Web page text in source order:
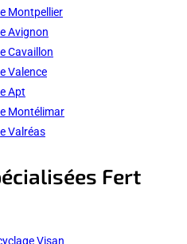
Montpellier
Avignon
Cavaillon
Valence
Apt
Montélimar
Valréas
Fert
Visan